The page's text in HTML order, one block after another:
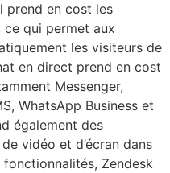
prend en cost les
qui permet aux
les visiteurs de
en direct prend en cost
Messenger,
WhatsApp Business et
également des
vidéo et d’écran dans
fonctionnalités, Zendesk